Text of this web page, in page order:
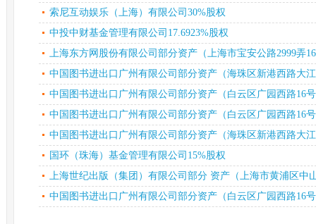
索尼互动娱乐（上海）有限公司30%股权
中投中财基金管理有限公司17.6923%股权
上海东方网股份有限公司部分资产（上海市宝安公路2999弄
中国图书进出口广州有限公司部分资产（海珠区新港西路大
中国图书进出口广州有限公司部分资产（白云区广园西路16
中国图书进出口广州有限公司部分资产（白云区广园西路16
中国图书进出口广州有限公司部分资产（海珠区新港西路大
国环（珠海）基金管理有限公司15%股权
上海世纪出版（集团）有限公司部分 资产（上海市黄浦区中
中国图书进出口广州有限公司部分资产（白云区广园西路16